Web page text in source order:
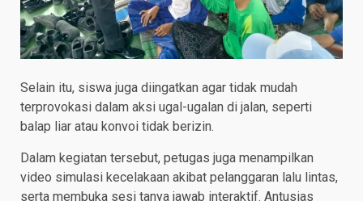
Selain itu, siswa juga diingatkan agar tidak mudah
terprovokasi dalam aksi ugal-ugalan di jalan, seperti
balap liar atau konvoi tidak berizin.
Dalam kegiatan tersebut, petugas juga menampilkan
video simulasi kecelakaan akibat pelanggaran lalu lintas,
serta membuka sesi tanya jawab interaktif. Antusias